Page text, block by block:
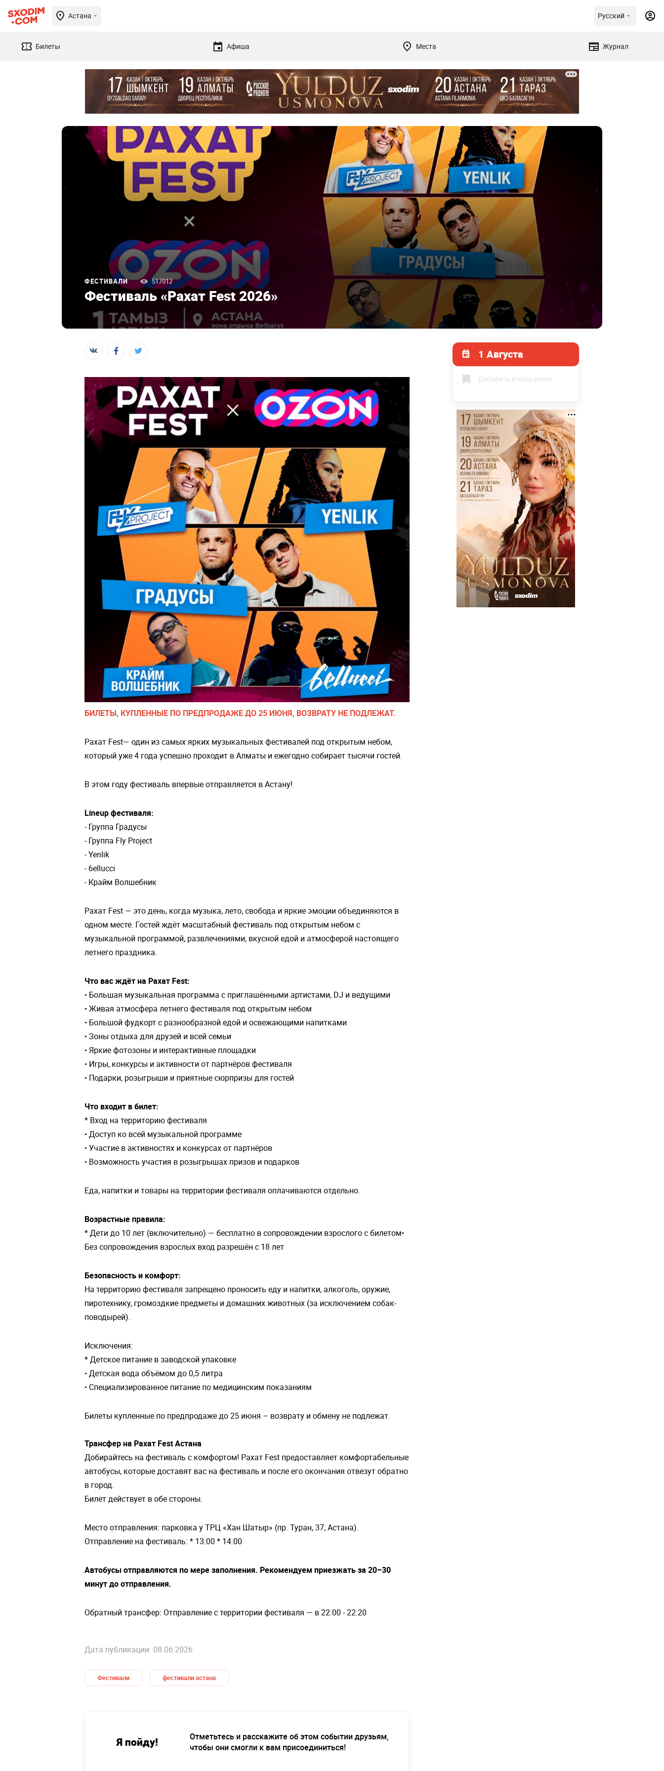
Астана Русский
Билеты Афиша Места Журнал
ФЕСТИВАЛИ 517012
Фестиваль «Рахат Fest 2026»
1 Августа
Добавить в избранное
БИЛЕТЫ, КУПЛЕННЫЕ ПО ПРЕДПРОДАЖЕ ДО 25 ИЮНЯ, ВОЗВРАТУ НЕ ПОДЛЕЖАТ.
Рахат Fest— один из самых ярких музыкальных фестивалей под открытым небом,
который уже 4 года успешно проходит в Алматы и ежегодно собирает тысячи гостей.
В этом году фестиваль впервые отправляется в Астану!
Lineup фестиваля:
- Группа Градусы
- Группа Fly Project
- Yenlik
- 6ellucci
- Крайм Волшебник
Рахат Fest — это день, когда музыка, лето, свобода и яркие эмоции объединяются в
одном месте. Гостей ждёт масштабный фестиваль под открытым небом с
музыкальной программой, развлечениями, вкусной едой и атмосферой настоящего
летнего праздника.
Что вас ждёт на Рахат Fest:
• Большая музыкальная программа с приглашёнными артистами, DJ и ведущими
• Живая атмосфера летнего фестиваля под открытым небом
• Большой фудкорт с разнообразной едой и освежающими напитками
• Зоны отдыха для друзей и всей семьи
• Яркие фотозоны и интерактивные площадки
• Игры, конкурсы и активности от партнёров фестиваля
• Подарки, розыгрыши и приятные сюрпризы для гостей
Что входит в билет:
* Вход на территорию фестиваля
• Доступ ко всей музыкальной программе
• Участие в активностях и конкурсах от партнёров
• Возможность участия в розыгрышах призов и подарков
Еда, напитки и товары на территории фестиваля оплачиваются отдельно.
Возрастные правила:
* Дети до 10 лет (включительно) — бесплатно в сопровождении взрослого с билетом•
Без сопровождения взрослых вход разрешён с 18 лет
Безопасность и комфорт:
На территорию фестиваля запрещено проносить еду и напитки, алкоголь, оружие,
пиротехнику, громоздкие предметы и домашних животных (за исключением собак-
поводырей).
Исключения:
* Детское питание в заводской упаковке
• Детская вода объёмом до 0,5 литра
• Специализированное питание по медицинским показаниям
Билеты купленные по предпродаже до 25 июня – возврату и обмену не подлежат.
Трансфер на Рахат Fest Астана
Добирайтесь на фестиваль с комфортом! Рахат Fest предоставляет комфортабельные
автобусы, которые доставят вас на фестиваль и после его окончания отвезут обратно
в город.
Билет действует в обе стороны.
Место отправления: парковка у ТРЦ «Хан Шатыр» (пр. Туран, 37, Астана).
Отправление на фестиваль: * 13:00 * 14:00
Автобусы отправляются по мере заполнения. Рекомендуем приезжать за 20–30
минут до отправления.
Обратный трансфер: Отправление с территории фестиваля — в 22:00 - 22:20
Дата публикации: 08.06.2026
Фестивали фестивали астана
Я пойду!
Отметьтесь и расскажите об этом событии друзьям,
чтобы они смогли к вам присоединиться!